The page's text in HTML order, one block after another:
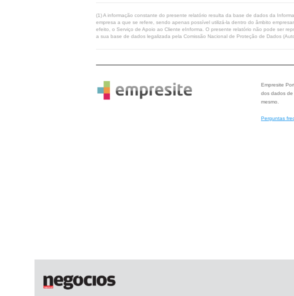
(1) A informação constante do presente relatório resulta da base de dados da
empresa a que se refere, sendo apenas possível utilizá-la dentro do âmbito
efeito, o Serviço de Apoio ao Cliente eInforma. O presente relatório não pode ser
a sua base de dados legalizada pela Comissão Nacional de Proteção de Dados
Empresite
dos dados de
mesmo.
Perguntas